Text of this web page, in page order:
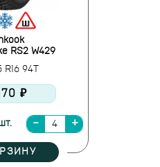
RS2 W429
94T
₽